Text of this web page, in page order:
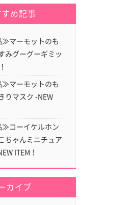
すめ記事
マーモットのも
みグーグーギミッ
マーモットのも
りマスク -NEW
コーイケルホン
ちゃんミニチュア
ITEM！
カイブ